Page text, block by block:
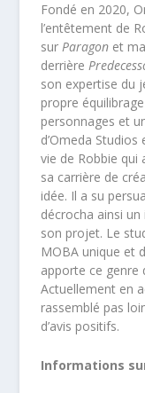
Fondé en 2020,
l’entêtement de
surParagon et
derrière
son expertise du
propre
personnages et
d’Omeda
vie de Robbie qui
sa carrière de
idée. Il a su
décrocha ainsi
son projet. Le
MOBA unique et
apporte ce genre
Actuellement en
rassemblé pas
d’avis positifs.
Informations